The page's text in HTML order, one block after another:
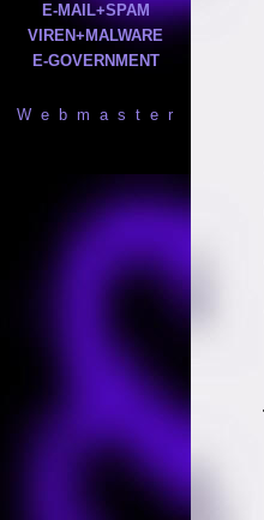
E-MAIL+SPAM
VIREN+MALWARE
E-GOVERNMENT
W e b m a s t e r